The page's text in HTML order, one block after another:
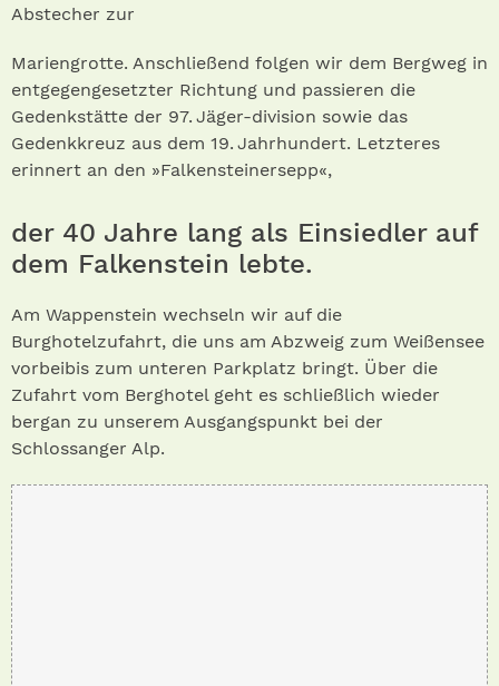
Abstecher zur
Mariengrotte. Anschließend folgen wir dem Bergweg in
entgegengesetzter Richtung und passieren die
Gedenkstätte der 97. Jäger-division sowie das
Gedenkkreuz aus dem 19. Jahrhundert. Letzteres
erinnert an den »Falkensteinersepp«,
der 40 Jahre lang als Einsiedler auf
dem Falkenstein lebte.
Am Wappenstein wechseln wir auf die
Burghotelzufahrt, die uns am Abzweig zum Weißensee
vorbeibis zum unteren Parkplatz bringt. Über die
Zufahrt vom Berghotel geht es schließlich wieder
bergan zu unserem Ausgangspunkt bei der
Schlossanger Alp.